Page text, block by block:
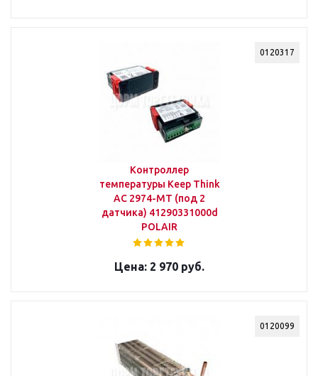
0120317
Контроллер
температуры Keep Think
AC 2974-MT (под 2
датчика) 41290331000d
POLAIR
2 970 руб.
0120099